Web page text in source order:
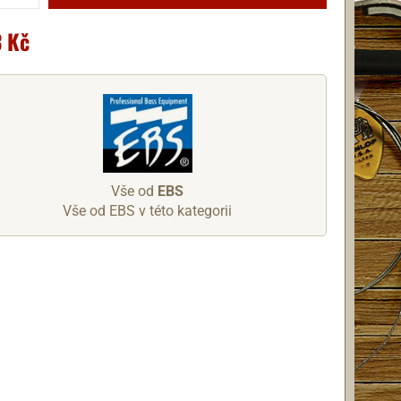
Kč
Vše od EBS
Vše od EBS v této kategorii